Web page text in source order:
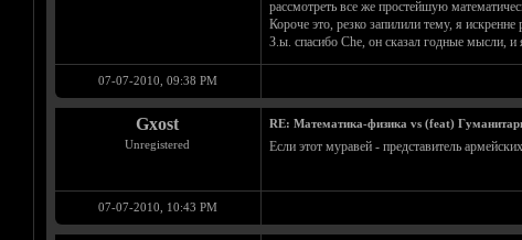
рассмотреть все же простейшую
Короче это, резко запилили тему, я
З.ы. спасибо Che, он сказал годные мысли, и
07-07-2010, 09:38 PM
Gxost
Unregistered
RE: Математика-физика vs (feat)
Если этот муравей - представитель
07-07-2010, 10:43 PM